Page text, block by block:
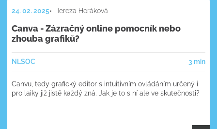
24. 02. 2025 Tereza Horáková
Canva - Zázračný online pomocník nebo
zhouba grafiků?
NLSOC 3 min
Canvu, tedy grafický editor s intuitivním ovládáním určený i
pro laiky již jistě každý zná. Jak je to s ní ale ve skutečnosti?